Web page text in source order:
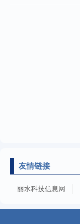
友情链接
丽水科技信息网